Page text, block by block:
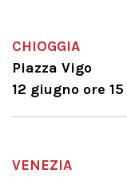
CHIOGGIA
Piazza Vigo
12 giugno ore 15
VENEZIA